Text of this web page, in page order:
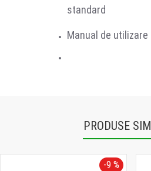
standard
Manual de utilizare
PRODUSE
-9 %